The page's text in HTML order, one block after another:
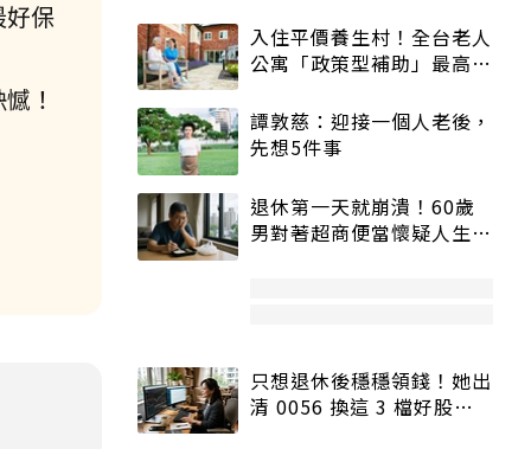
好保
！
入住平價養生村！全台老人
公寓「政策型補助」最高打
譚敦慈：迎接一個人老後，
先想5件事
退休第一天就崩潰！60歲
男對著超商便當懷疑人生
只想退休後穩穩領錢！她出
清 0056 換這 3 檔好股：